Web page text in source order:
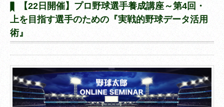
【22日開催】プロ野球選手養成講座～第4回・
上を目指す選手のための『実戦的野球データ活用
術』